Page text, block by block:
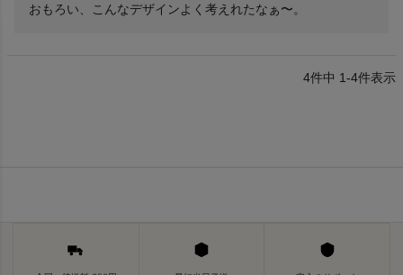
おもろい、こんなデザインよく考えれたなぁ〜。
4件中 1-4件表示